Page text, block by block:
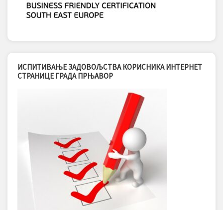
ИСПИТИВАЊЕ ЗАДОВОЉСТВА КОРИСНИКА ИНТЕРНЕТ
СТРАНИЦЕ ГРАДА ПРЊАВОР